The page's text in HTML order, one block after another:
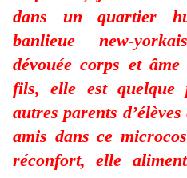
dans un quartier
banlieue new-
dévouée corps et
fils, elle est quelque
autres parents
amis dans ce
réconfort, elle